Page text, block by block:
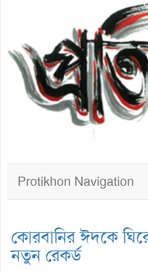
Protikhon Navigation
কোরবানির ঈদকে ঘিরে
নতুন রেকর্ড